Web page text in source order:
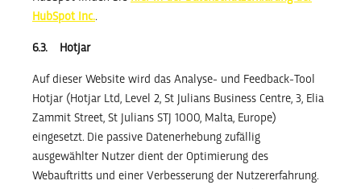
HubSpot Inc..
6.3. Hotjar
Auf dieser Website wird das Analyse- und Feedback-Tool
Hotjar (Hotjar Ltd, Level 2, St Julians Business Centre, 3, Elia
Zammit Street, St Julians STJ 1000, Malta, Europe)
eingesetzt. Die passive Datenerhebung zufällig
ausgewählter Nutzer dient der Optimierung des
Webauftritts und einer Verbesserung der Nutzererfahrung.